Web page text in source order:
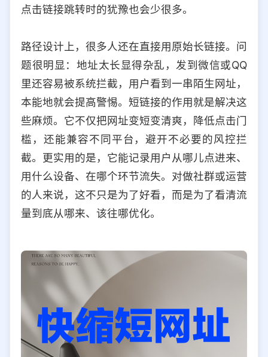
点击链接跳转时的犹豫也会少很多。
路径设计上，很多人还在直接用原始长链接。问
题很明显：地址太长显得杂乱，发到微信或QQ
里还容易被系统拦截，用户看到一串陌生网址，
本能地就会提高警惕。短链接的作用就是解决这
些麻烦。它不仅把网址变短变清爽，降低点击门
槛，还能兼容不同平台，避开不必要的风控拦
截。更实用的是，它能记录用户从哪儿点进来、
用什么设备、在哪个环节流失。对做社群或运营
的人来说，这不只是为了好看，而是为了看清流
量到底从哪来、该往哪优化。